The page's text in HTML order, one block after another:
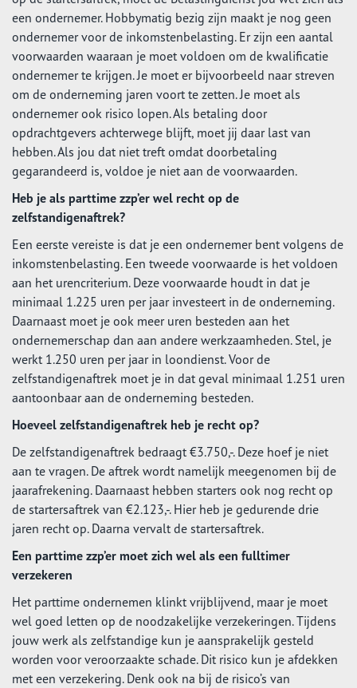
een ondernemer. Hobbymatig bezig zijn maakt je nog geen
ondernemer voor de inkomstenbelasting. Er zijn een aantal
voorwaarden waaraan je moet voldoen om de kwalificatie
ondernemer te krijgen. Je moet er bijvoorbeeld naar streven
om de onderneming jaren voort te zetten. Je moet als
ondernemer ook risico lopen. Als betaling door
opdrachtgevers achterwege blijft, moet jij daar last van
hebben. Als jou dat niet treft omdat doorbetaling
gegarandeerd is, voldoe je niet aan de voorwaarden.
Heb je als parttime zzp’er wel recht op de
zelfstandigenaftrek?
Een eerste vereiste is dat je een ondernemer bent volgens de
inkomstenbelasting. Een tweede voorwaarde is het voldoen
aan het urencriterium. Deze voorwaarde houdt in dat je
minimaal 1.225 uren per jaar investeert in de onderneming.
Daarnaast moet je ook meer uren besteden aan het
ondernemerschap dan aan andere werkzaamheden. Stel, je
werkt 1.250 uren per jaar in loondienst. Voor de
zelfstandigenaftrek moet je in dat geval minimaal 1.251 uren
aantoonbaar aan de onderneming besteden.
Hoeveel zelfstandigenaftrek heb je recht op?
De zelfstandigenaftrek bedraagt €3.750,-. Deze hoef je niet
aan te vragen. De aftrek wordt namelijk meegenomen bij de
jaarafrekening. Daarnaast hebben starters ook nog recht op
de startersaftrek van €2.123,-. Hier heb je gedurende drie
jaren recht op. Daarna vervalt de startersaftrek.
Een parttime zzp’er moet zich wel als een fulltimer
verzekeren
Het parttime ondernemen klinkt vrijblijvend, maar je moet
wel goed letten op de noodzakelijke verzekeringen. Tijdens
jouw werk als zelfstandige kun je aansprakelijk gesteld
worden voor veroorzaakte schade. Dit risico kun je afdekken
met een verzekering. Denk ook na bij de risico’s van